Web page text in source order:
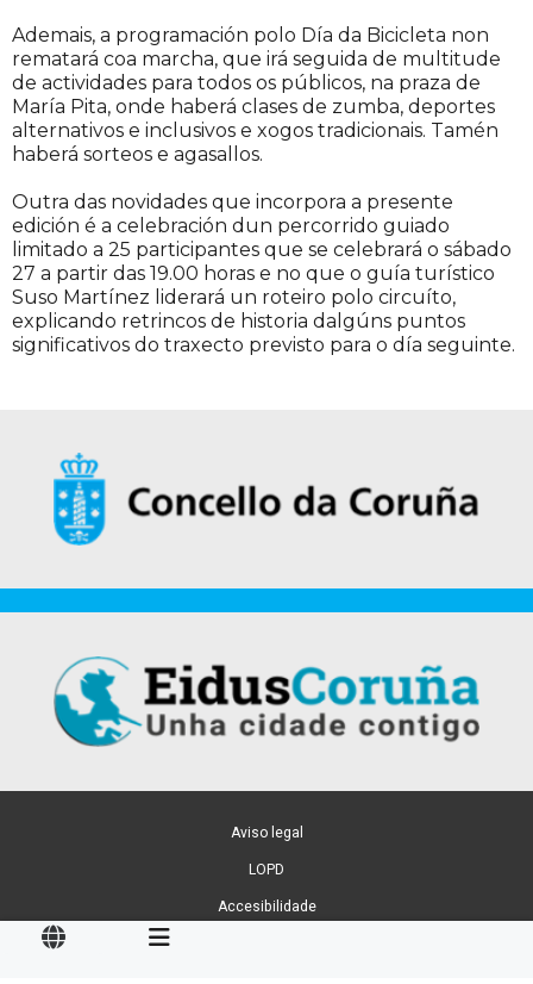
Ademais, a programación polo Día da Bicicleta non
rematará coa marcha, que irá seguida de multitude
de actividades para todos os públicos, na praza de
María Pita, onde haberá clases de zumba, deportes
alternativos e inclusivos e xogos tradicionais. Tamén
haberá sorteos e agasallos.
Outra das novidades que incorpora a presente
edición é a celebración dun percorrido guiado
limitado a 25 participantes que se celebrará o sábado
27 a partir das 19.00 horas e no que o guía turístico
Suso Martínez liderará un roteiro polo circuíto,
explicando retrincos de historia dalgúns puntos
significativos do traxecto previsto para o día seguinte.
Aviso legal
LOPD
Accesibilidade